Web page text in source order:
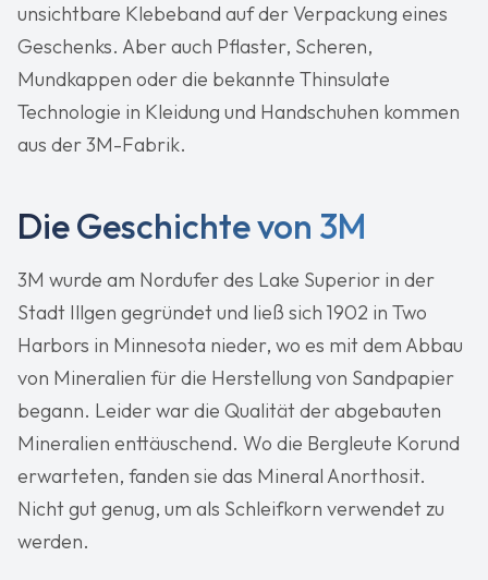
unsichtbare Klebeband auf der Verpackung eines
Geschenks. Aber auch Pflaster, Scheren,
Mundkappen oder die bekannte Thinsulate
Technologie in Kleidung und Handschuhen kommen
aus der 3M-Fabrik.
Die Geschichte von 3M
3M wurde am Nordufer des Lake Superior in der
Stadt Illgen gegründet und ließ sich 1902 in Two
Harbors in Minnesota nieder, wo es mit dem Abbau
von Mineralien für die Herstellung von Sandpapier
begann. Leider war die Qualität der abgebauten
Mineralien enttäuschend. Wo die Bergleute Korund
erwarteten, fanden sie das Mineral Anorthosit.
Nicht gut genug, um als Schleifkorn verwendet zu
werden.